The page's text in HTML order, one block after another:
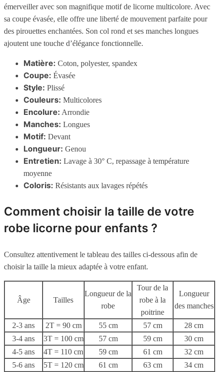
émerveiller avec son magnifique motif de licorne multicolore. Avec
sa coupe évasée, elle offre une liberté de mouvement parfaite pour
des pirouettes enchantées. Son col rond et ses manches longues
ajoutent une touche d’élégance fonctionnelle.
Matière: Coton, polyester, spandex
Coupe: Évasée
Style: Plissé
Couleurs: Multicolores
Encolure: Arrondie
Manches: Longues
Motif: Devant
Longueur: Genou
Entretien: Lavage à 30° C, repassage à température
moyenne
Coloris: Résistants aux lavages répétés
Comment choisir la taille de votre
robe licorne pour enfants ?
Consultez attentivement le tableau des tailles ci-dessous afin de
choisir la taille la mieux adaptée à votre enfant.
Âge Tailles
Longueur de la
robe
Tour de la
robe à la
poitrine
Longueur
des manches
2-3 ans 2T = 90 cm 55 cm 57 cm
28 cm
3-4 ans
3T = 100 cm 57 cm 59 cm
30 cm
4-5 ans
4T = 110 cm 59 cm 61 cm
32 cm
5-6 ans
5T = 120 cm 61 cm 63 cm
34 cm